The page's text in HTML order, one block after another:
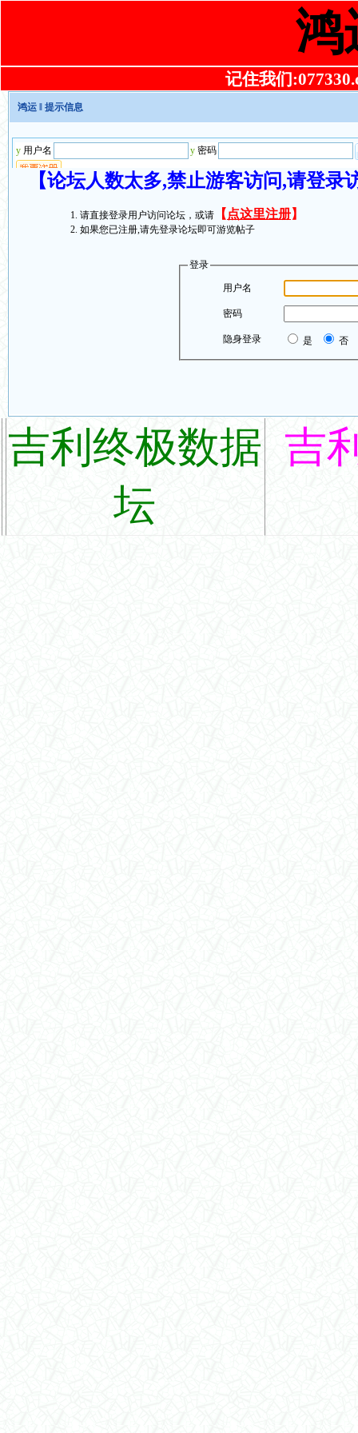
鸿
记住我们
鸿运 ‖ 提示信息
【论坛人数太多,禁止游客访问,请登
请直接登录用户访问论坛，或请 【 点这里注册】
如果您已注册,请先登录论坛即可游览帖子
登录
用户名
密码
隐身登录 是 否
吉利终极数据
坛
吉